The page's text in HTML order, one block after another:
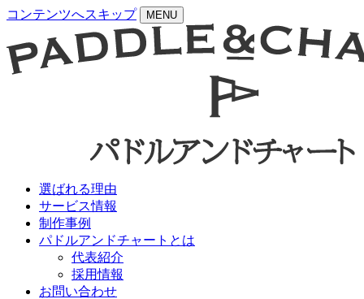
コンテンツへスキップ MENU
選ばれる理由
サービス情報
制作事例
パドルアンドチャートとは
代表紹介
採用情報
お問い合わせ